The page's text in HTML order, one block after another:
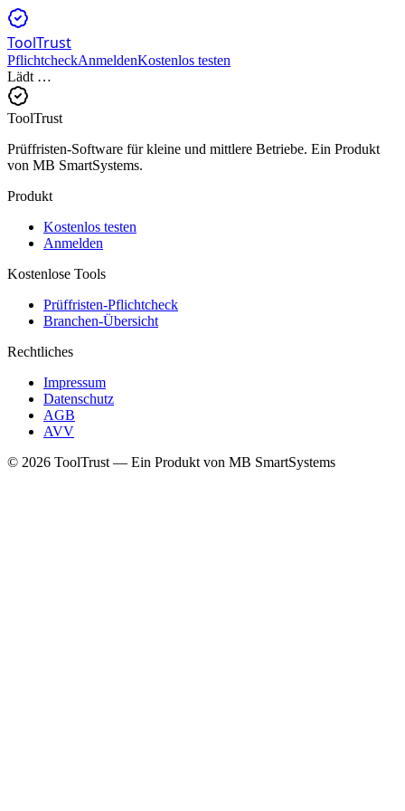
ToolTrust
PflichtcheckAnmeldenKostenlos testen
Lädt …
ToolTrust
Prüffristen-Software für kleine und mittlere Betriebe. Ein Produkt
von MB SmartSystems.
Produkt
Kostenlos testen
Anmelden
Kostenlose Tools
Prüffristen-Pflichtcheck
Branchen-Übersicht
Rechtliches
Impressum
Datenschutz
AGB
AVV
© 2026 ToolTrust — Ein Produkt von MB SmartSystems